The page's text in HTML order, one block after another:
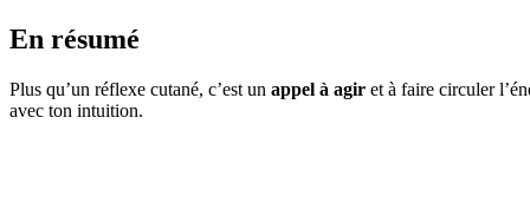
En résumé
Plus qu’un réflexe cutané, c’est un appel à agir et à faire circuler
avec ton intuition.